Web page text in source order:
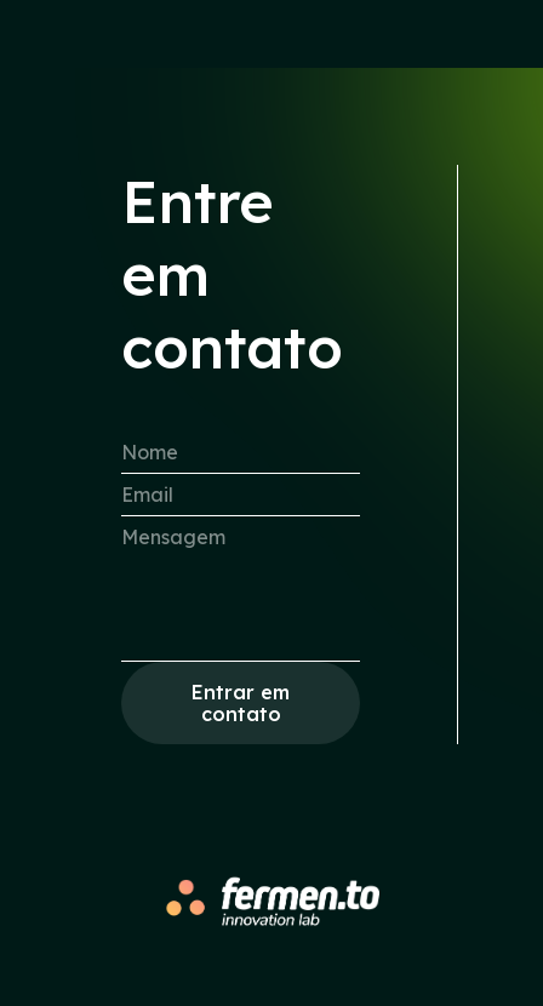
Entre
em
contato
Entrar em
contato